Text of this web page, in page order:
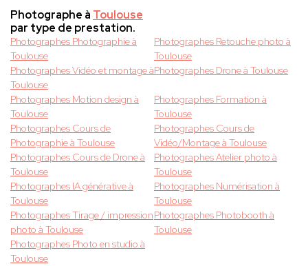
Photographe à Toulouse
par type de prestation.
Photographes Photographie à
Toulouse
Photographes Retouche photo à
Toulouse
Photographes Vidéo et montage à
Toulouse
Photographes Drone à Toulouse
Photographes Motion design à
Toulouse
Photographes Formation à
Toulouse
Photographes Cours de
Photographie à Toulouse
Photographes Cours de
Vidéo/Montage à Toulouse
Photographes Cours de Drone à
Toulouse
Photographes Atelier photo à
Toulouse
Photographes IA générative à
Toulouse
Photographes Numérisation à
Toulouse
Photographes Tirage / impression
photo à Toulouse
Photographes Photobooth à
Toulouse
Photographes Photo en studio à
Toulouse